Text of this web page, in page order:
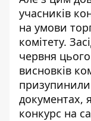
учасників
на умови
комітету.
червня
висновків
документах,
конкурс на